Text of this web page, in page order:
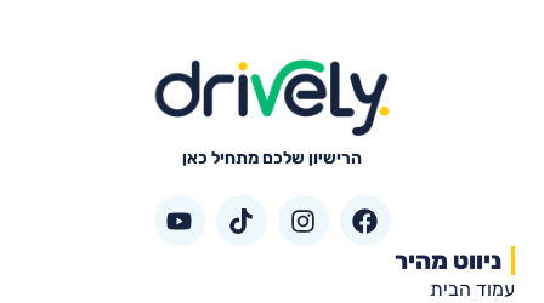
הרישיון שלכם מתחיל כאן
ניווט מהיר
עמוד הבית